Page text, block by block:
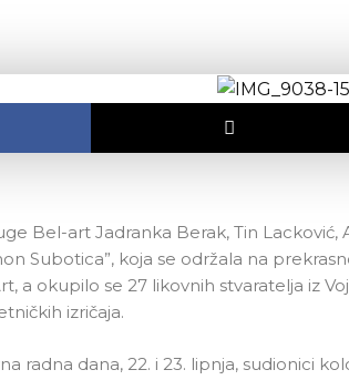
Bel-art Jadranka Berak, Tin Lacković,
Subotica”, koja se održala na
a okupilo se 27 likovnih stvaratelja iz
izričaja.
radna dana, 22. i 23. lipnja, sudionici